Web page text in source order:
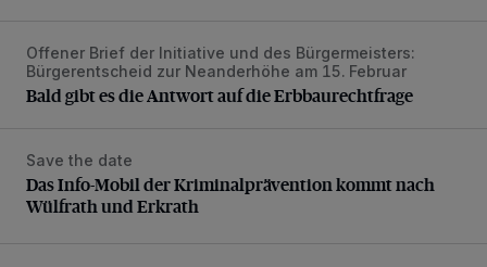
Bald gibt es die Antwort auf die Erbbaurechtfrage
Offener Brief der Initiative und des Bürgermeisters:
Bürgerentscheid zur Neanderhöhe am 15. Februar
Bald gibt es die Antwort auf die Erbbaurechtfrage
Das Info-Mobil der Kriminalprävention kommt nach
Save the date
Das Info-Mobil der Kriminalprävention kommt nach
Wülfrath und Erkrath